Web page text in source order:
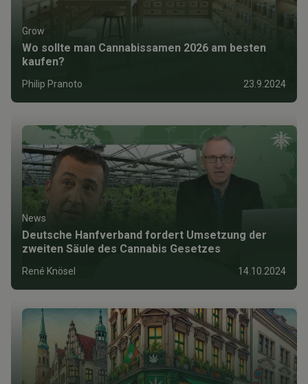
Grow
Wo sollte man Cannabissamen 2026 am besten
kaufen?
Philip Pranoto 23.9.2024
News
Deutsche Hanfverband fordert Umsetzung der
zweiten Säule des Cannabis Gesetzes
René Knösel 14.10.2024